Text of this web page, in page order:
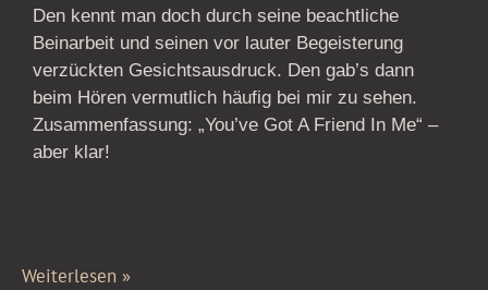
Den kennt man doch durch seine beachtliche
Beinarbeit und seinen vor lauter Begeisterung
verzückten Gesichtsausdruck. Den gab’s dann
beim Hören vermutlich häufig bei mir zu sehen.
Zusammenfassung: „You’ve Got A Friend In Me“ –
aber klar!
Weiterlesen »